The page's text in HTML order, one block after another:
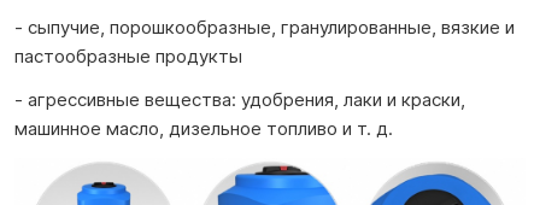
- сыпучие, порошкообразные, гранулированные, вязкие и
пастообразные продукты
- агрессивные вещества: удобрения, лаки и краски,
машинное масло, дизельное топливо и т. д.